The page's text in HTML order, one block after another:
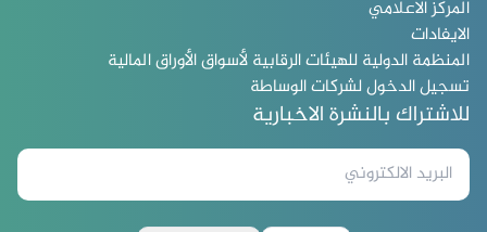
المركز الاعلامي
الايفادات
المنظمة الدولية للهيئات الرقابية لأسواق الأوراق المالية
تسجيل الدخول لشركات الوساطة
للاشتراك بالنشرة الاخبارية